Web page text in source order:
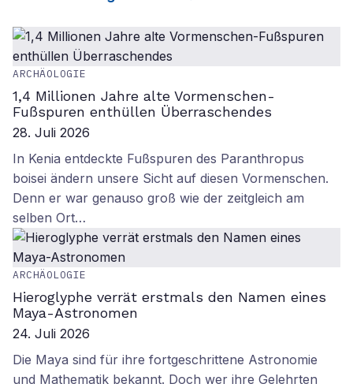
ARCHÄOLOGIE
1,4 Millionen Jahre alte Vormenschen-
Fußspuren enthüllen Überraschendes
28. Juli 2026
In Kenia entdeckte Fußspuren des Paranthropus
boisei ändern unsere Sicht auf diesen Vormenschen.
Denn er war genauso groß wie der zeitgleich am
selben Ort…
ARCHÄOLOGIE
Hieroglyphe verrät erstmals den Namen eines
Maya-Astronomen
24. Juli 2026
Die Maya sind für ihre fortgeschrittene Astronomie
und Mathematik bekannt. Doch wer ihre Gelehrten